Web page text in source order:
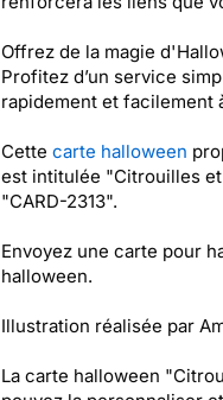
Offrez de la magie
Profitez d’un service
rapidement et facilement
Cette carte halloween
est intitulée "Citrouilles
"CARD-2313".
Envoyez une carte pour
halloween.
Illustration réalisée par
La carte halloween